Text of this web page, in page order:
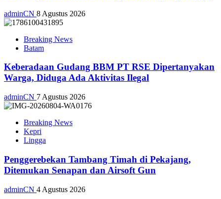
adminCN 8 Agustus 2026
Breaking News
Batam
Keberadaan Gudang BBM PT RSE Dipertanyakan
Warga, Diduga Ada Aktivitas Ilegal
adminCN 7 Agustus 2026
Breaking News
Kepri
Lingga
Penggerebekan Tambang Timah di Pekajang,
Ditemukan Senapan dan Airsoft Gun
adminCN 4 Agustus 2026